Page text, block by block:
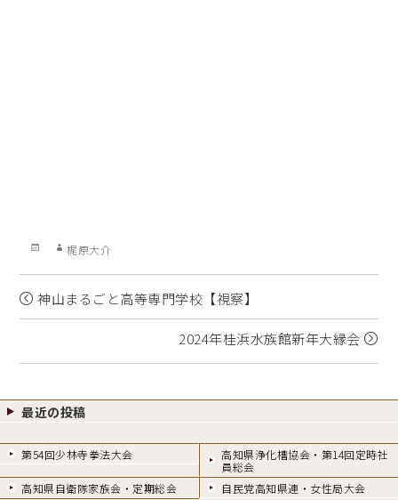
PostedAuthor
梶原大介
神山まるごと高等専門学校【視察】
2024年桂浜水族館新年大縁会
最近の投稿
第54回少林寺拳法大会
高知県浄化槽協会・第14回定時社
員総会
高知県自衛隊家族会・定期総会
自民党高知県連・女性局大会